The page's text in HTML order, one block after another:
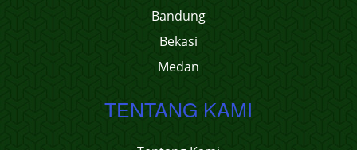
Bandung
Bekasi
Medan
TENTANG KAMI